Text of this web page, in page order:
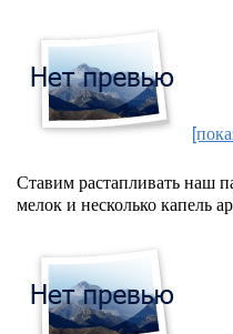
Ставим растапливать наш
мелок и несколько капель